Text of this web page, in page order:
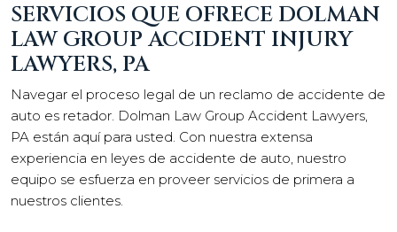
SERVICIOS QUE OFRECE DOLMAN
LAW GROUP ACCIDENT INJURY
LAWYERS, PA
Navegar el proceso legal de un reclamo de accidente de
auto es retador. Dolman Law Group Accident Lawyers,
PA están aquí para usted. Con nuestra extensa
experiencia en leyes de accidente de auto, nuestro
equipo se esfuerza en proveer servicios de primera a
nuestros clientes.